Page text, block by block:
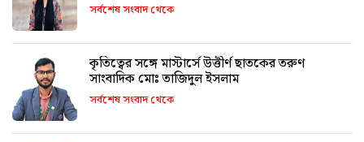
সর্বশেষ সংবাদ থেকে
কৃতিত্বের সঙ্গে মাস্টার্সে উত্তীর্ণ ছাতকের তরুণ
সাংবাদিক মোঃ তাজিদুল ইসলাম
সর্বশেষ সংবাদ থেকে